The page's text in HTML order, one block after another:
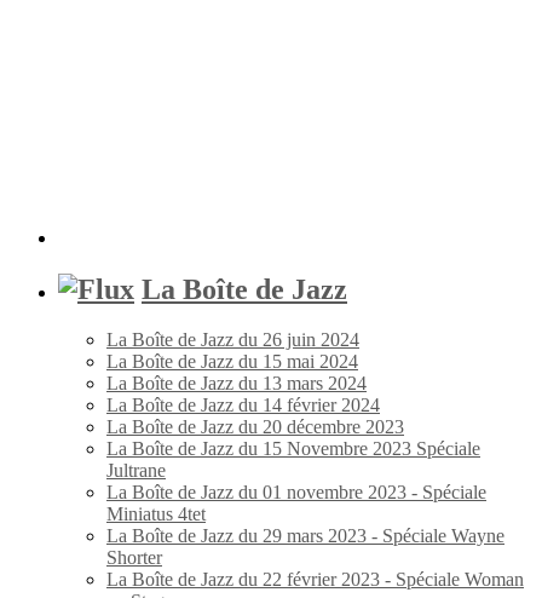
La Boîte de Jazz
La Boîte de Jazz du 26 juin 2024
La Boîte de Jazz du 15 mai 2024
La Boîte de Jazz du 13 mars 2024
La Boîte de Jazz du 14 février 2024
La Boîte de Jazz du 20 décembre 2023
La Boîte de Jazz du 15 Novembre 2023 Spéciale
Jultrane
La Boîte de Jazz du 01 novembre 2023 - Spéciale
Miniatus 4tet
La Boîte de Jazz du 29 mars 2023 - Spéciale Wayne
Shorter
La Boîte de Jazz du 22 février 2023 - Spéciale Woman